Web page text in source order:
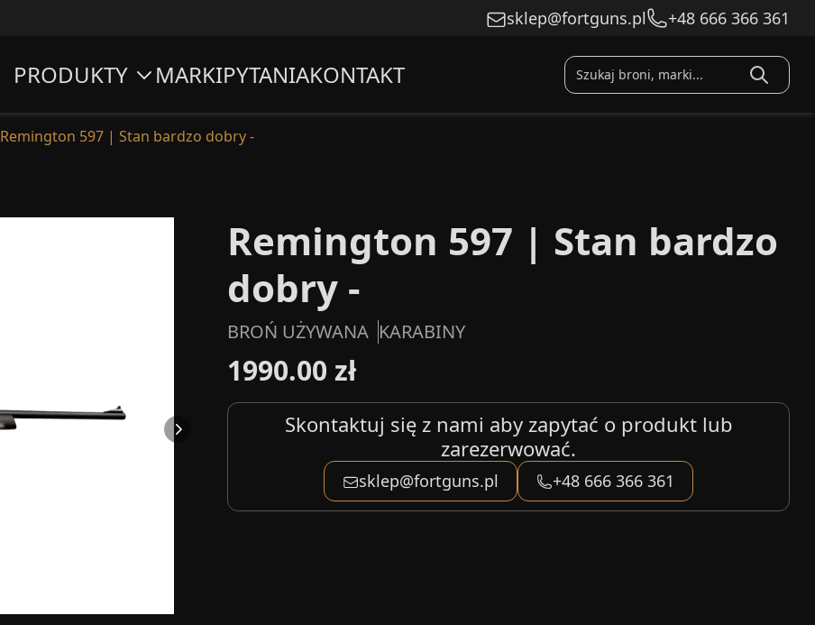
sklep@fortguns.pl +48 666 366 361
PRODUKTY MARKIPYTANIAKONTAKT
Remington 597 | Stan bardzo dobry -
Remington 597 | Stan bardzo
dobry -
BROŃ UŻYWANA KARABINY
1990.00 zł
Skontaktuj się z nami aby zapytać o produkt lub
zarezerwować.
sklep@fortguns.pl +48 666 366 361